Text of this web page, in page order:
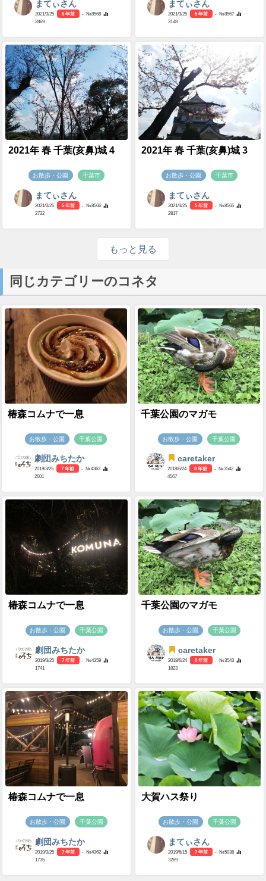
まてぃさん
2021/3/25 5 年前
- №8568
2869
まてぃさん
2021/3/25 5 年前
- №8567
3148
2021年 春 千葉(亥鼻)城 4
お散歩・公園 千葉市
まてぃさん
2021/3/25 5 年前
- №8566
2722
2021年 春 千葉(亥鼻)城 3
お散歩・公園 千葉市
まてぃさん
2021/3/25 5 年前
- №8565
2817
もっと見る
同じカテゴリーのコネタ
椿森コムナで一息
お散歩・公園 千葉公園
劇団みちたか
2019/3/25 7 年前
- №4363
2601
千葉公園のマガモ
お散歩・公園 千葉公園
caretaker
2018/6/24 8 年前
- №3542
4567
椿森コムナで一息
お散歩・公園 千葉公園
劇団みちたか
2019/3/25 7 年前
- №4359
1741
千葉公園のマガモ
お散歩・公園 千葉公園
caretaker
2018/6/24 8 年前
- №3543
1823
椿森コムナで一息
お散歩・公園 千葉公園
劇団みちたか
2019/3/25 7 年前
- №4362
1735
大賀ハス祭り
お散歩・公園 千葉公園
まてぃさん
2019/6/15 7 年前
- №5038
3269